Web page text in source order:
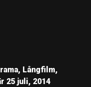
Långfilm,
25 juli, 2014